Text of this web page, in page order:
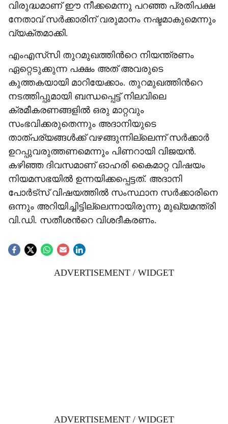
വിരുദ്ധമാണ് ഈ നീക്കമെന്നു പറഞ്ഞ പ്രതിപക്ഷ
നേതാവ് സർക്കാരിന് വരുമാനം നഷ്ടമാകുമെന്നും
വ‍്യക്തമാക്കി.
എംഎസ്‌സി തുറമുഖത്തിന്‍റെ നിയന്ത്രണം
ഏറ്റെടുക്കുന്ന പക്ഷം അത് അവരുടെ
കുത്തകയായി മാറിയേക്കാം. തുറമുഖത്തിന്‍റെ
നടത്തിപ്പുമായി ബന്ധപ്പെട്ട് നിലവിലെ
ക്രമീകരണങ്ങളിൽ ഒരു മാറ്റവും
സംഭവിക്കരുതെന്നും അദാനിയുടെ
താത്പര‍്യങ്ങൾക്ക് വഴങ്ങുന്നില്ലെന്ന് സർക്കാർ
ഉറപ്പുവരുത്തണമെന്നും പിണറായി വിജയൻ.
കഴിഞ്ഞ ദിവസമാണ് ഓഹരി കൈമാറ്റ വിഷയം
നിയമസഭയിൽ ഉന്നയിക്കപ്പെട്ടത്. അദാനി
പോർട്സ് വിഷയത്തിൽ സംസ്ഥാന സർക്കാരിനെ
ഒന്നും അറിയിച്ചിട്ടില്ലെന്നായിരുന്നു മുഖ‍്യമന്ത്രി
വി.ഡി. സതീശന്‍റെ വിശദീകരണം.
ADVERTISEMENT / WIDGET
ADVERTISEMENT / WIDGET